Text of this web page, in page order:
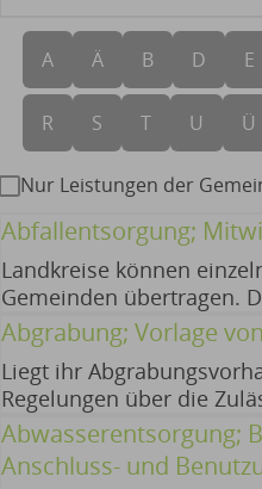
A Ä B D E
R S T U Ü
Nur Leistungen der
Abfallentsorgung;
Landkreise können
Gemeinden übertragen.
bei der Durchführung
Abgrabung; Vorlage
Liegt ihr
Regelungen über die
kann es
bedarf, muss es alle zu
Abwasserentsorgung;
Anschluss- und